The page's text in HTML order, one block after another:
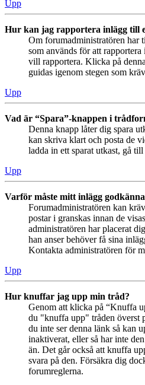
Upp
Hur kan jag rapportera inlägg till
Om forumadministratören har
som används för att
vill rapportera. Klicka på
guidas igenom stegen som
Upp
Vad är “Spara”-knappen i
Denna knapp låter dig spara
kan skriva klart och posta de
ladda in ett sparat utkast, gå
Upp
Varför måste mitt inlägg
Forumadministratören kan
postar i granskas innan de
administratören har placerat
han anser behöver få sina
Kontakta administratören för
Upp
Hur knuffar jag upp min tråd?
Genom att klicka på “Knuffa
du "knuffa upp" tråden överst
du inte ser denna länk så kan
inaktiverat, eller så har inte
än. Det går också att knuffa
svara på den. Försäkra dig
forumreglerna.